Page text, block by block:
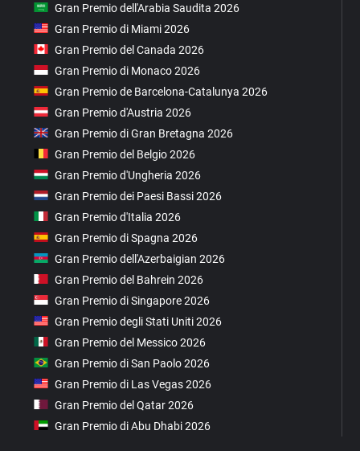
Gran Premio dell'Arabia Saudita 2026
Gran Premio di Miami 2026
Gran Premio del Canada 2026
Gran Premio di Monaco 2026
Gran Premio de Barcelona-Catalunya 2026
Gran Premio d'Austria 2026
Gran Premio di Gran Bretagna 2026
Gran Premio del Belgio 2026
Gran Premio d'Ungheria 2026
Gran Premio dei Paesi Bassi 2026
Gran Premio d'Italia 2026
Gran Premio di Spagna 2026
Gran Premio dell'Azerbaigian 2026
Gran Premio del Bahrein 2026
Gran Premio di Singapore 2026
Gran Premio degli Stati Uniti 2026
Gran Premio del Messico 2026
Gran Premio di San Paolo 2026
Gran Premio di Las Vegas 2026
Gran Premio del Qatar 2026
Gran Premio di Abu Dhabi 2026